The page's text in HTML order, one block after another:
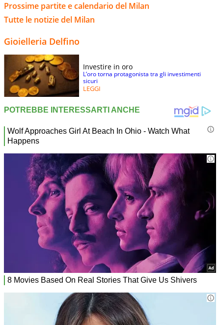
Prossime partite e calendario del Milan
Tutte le notizie del Milan
Gioielleria Delfino
Investire in oro
L’oro torna protagonista tra gli investimenti
sicuri
LEGGI